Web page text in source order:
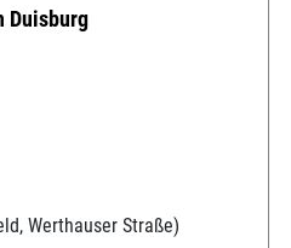
Duisburg
Werthauser Straße)